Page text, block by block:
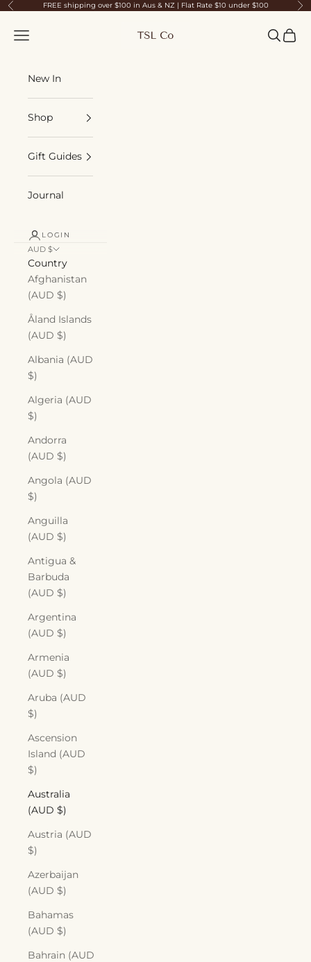
Skip to content
Previous FREE shipping over $100 in Aus & NZ | Flat Rate $10 under $100
TSL Co
Navigation menu Search
Cart
New In
Shop
Gift Guides
Journal
LOGIN
AUD $
Country
Afghanistan
(AUD $)
Åland Islands
(AUD $)
Albania (AUD
$)
Algeria (AUD
$)
Andorra
(AUD $)
Angola (AUD
$)
Anguilla
(AUD $)
Antigua &
Barbuda
(AUD $)
Argentina
(AUD $)
Armenia
(AUD $)
Aruba (AUD
$)
Ascension
Island (AUD
$)
Australia
(AUD $)
Austria (AUD
$)
Azerbaijan
(AUD $)
Bahamas
(AUD $)
Bahrain (AUD